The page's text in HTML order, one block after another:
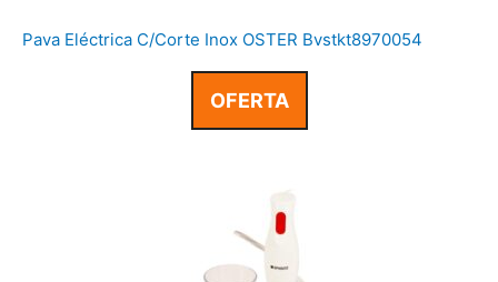
Pava Eléctrica C/Corte Inox OSTER Bvstkt8970054
OFERTA